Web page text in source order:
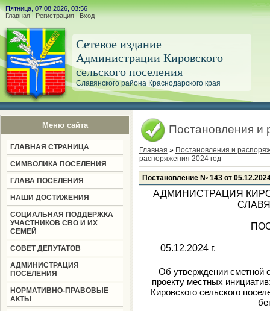
Пятница, 07.08.2026, 03:56
Главная | Регистрация | Вход
Сетевое издание
Администрации Кировского
сельского поселения
Славянского района Краснодарского края
Меню сайта
ГЛАВНАЯ СТРАНИЦА
СИМВОЛИКА ПОСЕЛЕНИЯ
ГЛАВА ПОСЕЛЕНИЯ
НАШИ ДОСТИЖЕНИЯ
СОЦИАЛЬНАЯ ПОДДЕРЖКА
УЧАСТНИКОВ СВО И ИХ
СЕМЕЙ
СОВЕТ ДЕПУТАТОВ
АДМИНИСТРАЦИЯ
ПОСЕЛЕНИЯ
НОРМАТИВНО-ПРАВОВЫЕ
АКТЫ
Постановления и
Главная » Постановления и
распоряжения 2024 год
Постановление № 143 от
АДМИНИСТРАЦИЯ
Об утверждении сметной
проекту местных
Кировского сельского